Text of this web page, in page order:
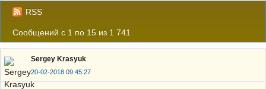
RSS
Сообщений с 1 по 15 из 1 741
Sergey Krasyuk
20-02-2018 09:45:27